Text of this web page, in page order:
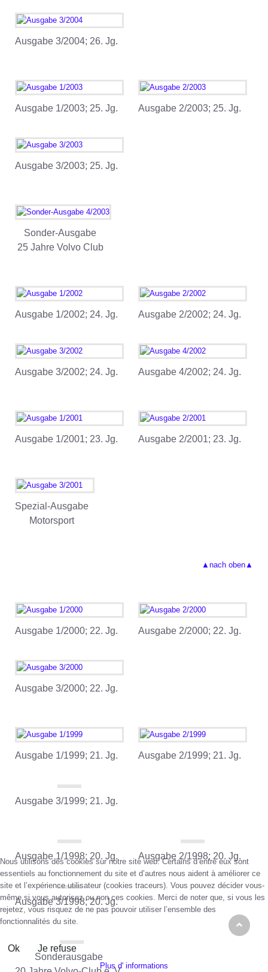
Ausgabe 3/2004; 26. Jg.
Ausgabe 1/2003; 25. Jg. Ausgabe 2/2003; 25. Jg.
Ausgabe 3/2003; 25. Jg.
Sonder-Ausgabe
25 Jahre Volvo Club
Ausgabe 1/2002; 24. Jg. Ausgabe 2/2002; 24. Jg.
Ausgabe 3/2002; 24. Jg. Ausgabe 4/2002; 24. Jg.
Ausgabe 1/2001; 23. Jg. Ausgabe 2/2001; 23. Jg.
Spezial-Ausgabe
Motorsport
▲nach oben▲
Ausgabe 1/2000; 22. Jg. Ausgabe 2/2000; 22. Jg.
Ausgabe 3/2000; 22. Jg.
Ausgabe 1/1999; 21. Jg. Ausgabe 2/1999; 21. Jg.
Ausgabe 1/1998; 20. Jg. Ausgabe 2/1998; 20. Jg.
Nous utilisons des cookies sur notre site web. Certains d’entre eux sont
essentiels au fonctionnement du site et d’autres nous aident à améliorer ce
site et l’expérience utilisateur (cookies traceurs). Vous pouvez décider vous-
même si vous autorisez ou non ces cookies. Merci de noter que, si vous les
rejetez, vous risquez de ne pas pouvoir utiliser l’ensemble des
fonctionnalités du site.
Ok Je refuse
Plus d' informations